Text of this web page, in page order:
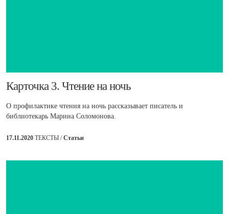
​Карточка 3. Чтение на ночь
О профилактике чтения на ночь рассказывает писатель и
библиотекарь Марина Соломонова.
17.11.2020 ТЕКСТЫ /Статьи